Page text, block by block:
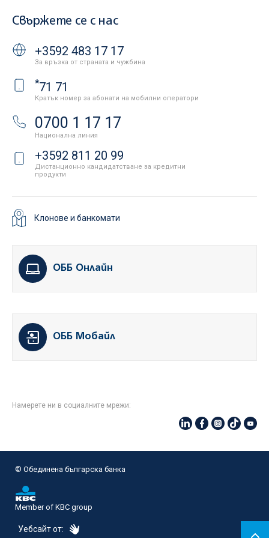
Свържете се с нас
+3592 483 17 17
За връзка от страната и чужбина
*71 71
Кратък номер за абонати на мобилни оператори
0700 1 17 17
Национална линия
+3592 811 20 99
Дистанционно кандидатстване за кредитни
продукти
Клонове и банкомати
ОББ Онлайн
ОББ Мобайл
Намерете ни в социалните мрежи:
© Oбединена българска банка
Member of KBC group
Уебсайт от: eDesign